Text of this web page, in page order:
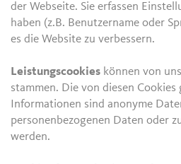
der Webseite. Sie erfassen
haben (z.B. Benutzername oder
es die Website zu verbessern.
Leistungscookies können von
stammen. Die von diesen Cookies
Informationen sind anonyme
personenbezogenen Daten oder
werden.